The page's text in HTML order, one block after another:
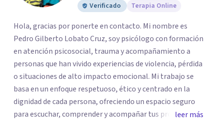
Verificado
Terapia Online
Hola, gracias por ponerte en contacto. Mi nombre es
Pedro Gilberto Lobato Cruz, soy psicólogo con formación
en atención psicosocial, trauma y acompañamiento a
personas que han vivido experiencias de violencia, pérdida
o situaciones de alto impacto emocional. Mi trabajo se
basa en un enfoque respetuoso, ético y centrado en la
dignidad de cada persona, ofreciendo un espacio seguro
para escuchar, comprender y acompañar tus procesos
leer más